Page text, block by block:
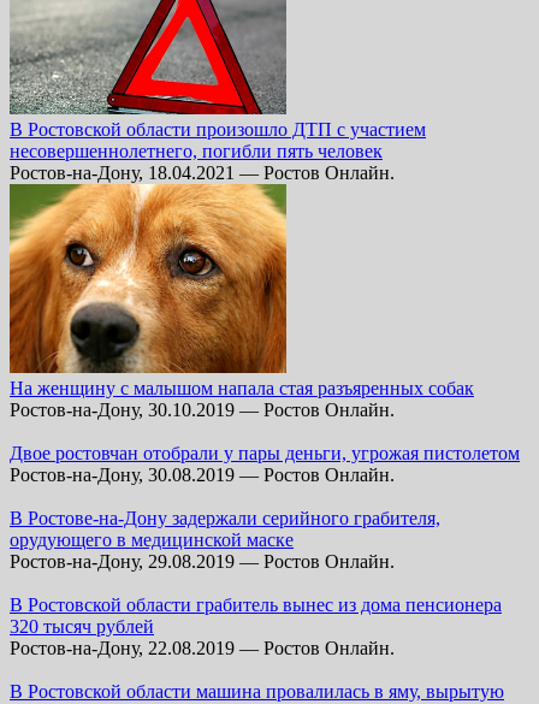
В Ростовской области произошло ДТП с участием
несовершеннолетнего, погибли пять человек
Ростов-на-Дону, 18.04.2021 — Ростов Онлайн.
На женщину с малышом напала стая разъяренных собак
Ростов-на-Дону, 30.10.2019 — Ростов Онлайн.
Двое ростовчан отобрали у пары деньги, угрожая пистолетом
Ростов-на-Дону, 30.08.2019 — Ростов Онлайн.
В Ростове-на-Дону задержали серийного грабителя,
орудующего в медицинской маске
Ростов-на-Дону, 29.08.2019 — Ростов Онлайн.
В Ростовской области грабитель вынес из дома пенсионера
320 тысяч рублей
Ростов-на-Дону, 22.08.2019 — Ростов Онлайн.
В Ростовской области машина провалилась в яму, вырытую